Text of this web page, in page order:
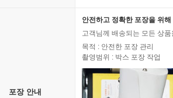
포장 안내
안전하고 정확한 포장을 위
고객님께 배송되는 모든 상
목적 : 안전한 포장 관리
촬영범위 : 박스 포장 작업